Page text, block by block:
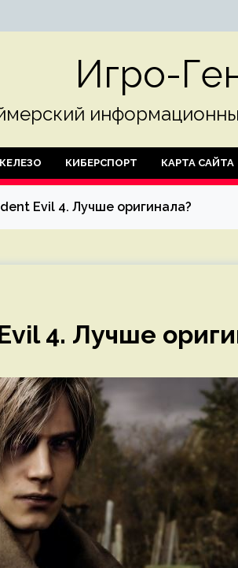
Игро-
КИБЕРСПОРТ КАРТА САЙТА
Evil 4. Лучше оригинала?
4. Лучше